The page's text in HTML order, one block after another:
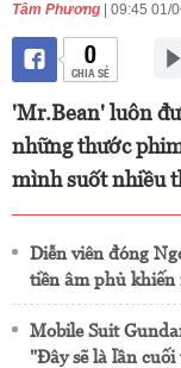
Tâm Phương | 09:45 01/
0
CHIA SẺ
'Mr.Bean' luôn
những thước
mình suốt nhiều
Diễn viên đóng
tiền âm phủ
Mobile Suit
"Đây sẽ là lần